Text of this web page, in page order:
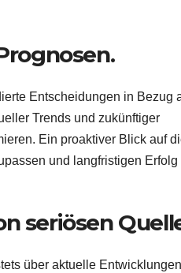
Entscheidungen in Bezug
Trends und zukünftiger
Ein proaktiver Blick auf
und langfristigen Erfolg
seriösen
über aktuelle